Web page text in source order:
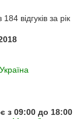
відгуків за рік
з 09:00 до 18:00